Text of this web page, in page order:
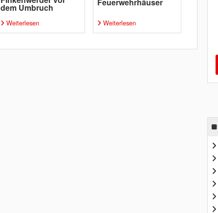
dem Umbruch
Weiterlesen
Feuerwehrhäuser
Weiterlesen